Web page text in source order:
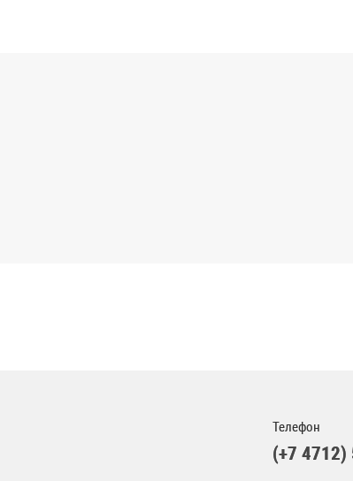
Телефон
(+7